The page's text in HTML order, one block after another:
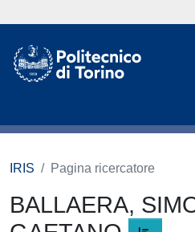
IRIS Pagina ricercatore
BALLAERA,